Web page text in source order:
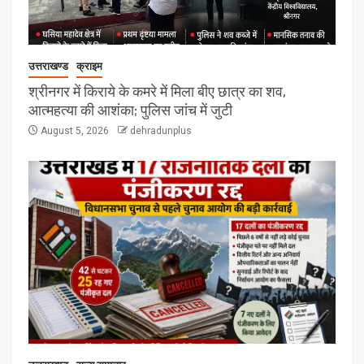
उत्तराखण्ड क्राइम
श्रीनगर में किराये के कमरे में मिला बीए छात्र का शव,
आत्महत्या की आशंका; पुलिस जांच में जुटी
August 5, 2026 dehradunplus